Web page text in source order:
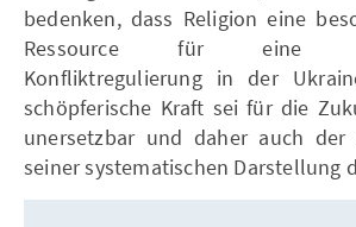
bedenken, dass Religion eine
Ressource für eine
Konfliktregulierung in der
schöpferische Kraft sei für die
unersetzbar und daher auch der
seiner systematischen Darstellung